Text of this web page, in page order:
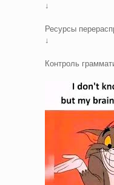
↓
Ресурсы
↓
Контроль